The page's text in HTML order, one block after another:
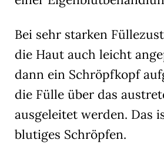
Bei sehr starken
die Haut auch leicht
dann ein Schröpfkopf
die Fülle über das
ausgeleitet werden. Das
blutiges Schröpfen.